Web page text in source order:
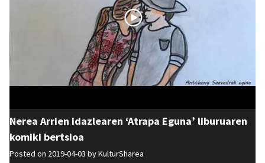
Nerea Arrien idazlearen ‘Atrapa Eguna’ liburuaren
komiki bertsioa
Posted on 2019-04-03 byKulturSharea